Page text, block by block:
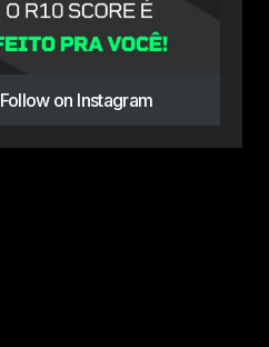
Follow on Instagram